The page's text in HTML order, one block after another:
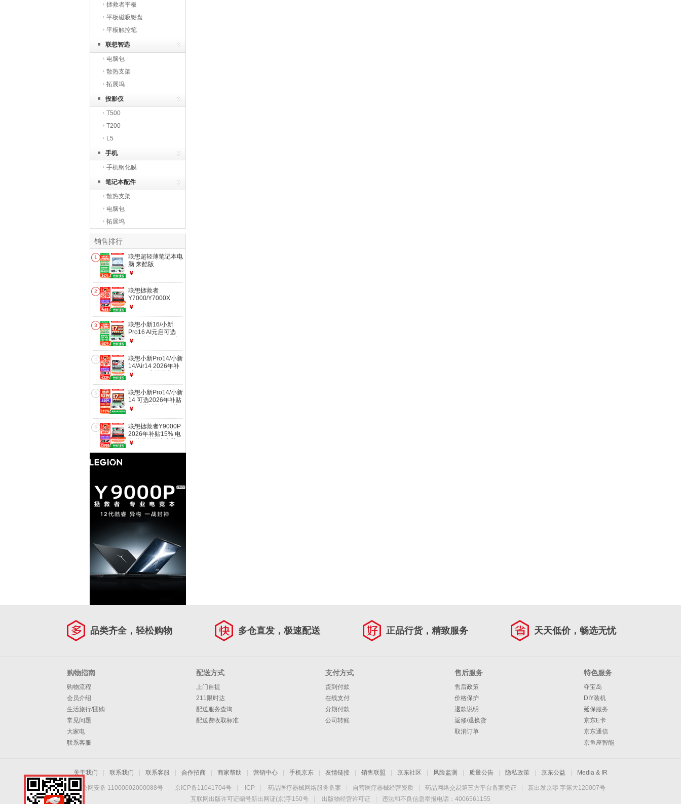
拯救者平板
平板磁吸键盘
平板触控笔
联想智选
电脑包
散热支架
拓展坞
投影仪
T500
T200
L5
手机
手机钢化膜
笔记本配件
散热支架
电脑包
拓展坞
销售排行
1
联想超轻薄笔记本电
脑 来酷版
Pro14/14/Air14
选 AI轻小新品 学生
办公游戏设计本
【990g超轻薄】新
酷睿Core5 12G
512G｜Air14 2026
国补
￥
2
联想拯救者
Y7000/Y7000X
2026年补贴15% P
本电脑r 满血
RTX5060独显 旗舰
标压酷睿 【爆款】
i7-14650HX 16G
512G标配｜Y7000
国补 高刷
￥
3
联想小新16/小新
Pro16 AI元启可选
2026年补贴15% 超
提办公大学生游戏设
计本 锐龙R7-
8745HS 16G 512G
标配｜小新16c国家
补贴 16英寸 防眩光
全面屏
￥
4
联想小新Pro14/小新
14/Air14 2026年补
贴15% 高性能超轻
游戏设计办公本 标
压酷睿i5 16G 512G
｜小新14 国家补贴
IPS高清全面屏｜
DC调光 护眼无闪烁
￥
5
联想小新Pro14/小新
14 可选2026年补贴
15% 高性能超轻薄
龙版 学生游戏设计
办公本 锐龙R7-
8745HS 16G 512G
｜小新14c国家补贴
14英寸 防眩光全面
￥
6
联想拯救者Y9000P
2026年补贴15% 电
竞游戏笔记本电脑
【2026新品】 16英
寸2
￥
品类齐全，轻松购物 多仓直发，极速配送 正品行货，精致服务 天天低价，畅选无忧
购物指南
购物流程
会员介绍
生活旅行/团购
常见问题
大家电
联系客服
配送方式
上门自提
211限时达
配送服务查询
配送费收取标准
支付方式
货到付款
在线支付
分期付款
公司转账
售后服务
售后政策
价格保护
退款说明
返修/退换货
取消订单
特色服务
夺宝岛
DIY装机
延保服务
京东E卡
京东通信
京鱼座智能
关于我们 联系我们 联系客服 合作招商 商家帮助 营销中心 手机京东 友情链接 销售联盟 京东社区 风险监测 质量公告 隐私政策 京东公益 Media & IR
京公网安备 11000002000088号 京ICP备11041704号 ICP 药品医疗器械网络服务备案 自营医疗器械经营资质 药品网络交易第三方平台备案凭证
新出发京零 字第大120007号
互联网出版许可证编号新出网证(京)字150号
出版物经营许可证 违法和不良信息举报电话：4006561155